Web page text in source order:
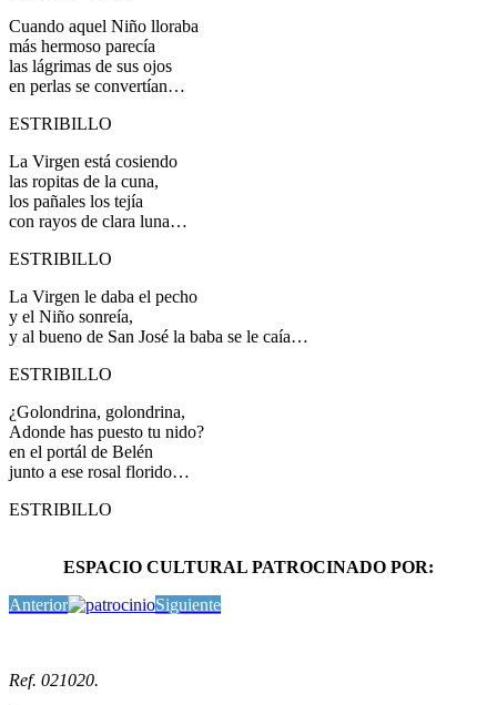
Cuando aquel Niño lloraba
más hermoso parecía
las lágrimas de sus ojos
en perlas se convertían…
ESTRIBILLO
La Virgen está cosiendo
las ropitas de la cuna,
los pañales los tejía
con rayos de clara luna…
ESTRIBILLO
La Virgen le daba el pecho
y el Niño sonreía,
y al bueno de San José la baba se le caía…
ESTRIBILLO
¿Golondrina, golondrina,
Adonde has puesto tu nido?
en el portál de Belén
junto a ese rosal florido…
ESTRIBILLO
ESPACIO CULTURAL PATROCINADO POR:
Anterior
Siguiente
Ref. 021020.